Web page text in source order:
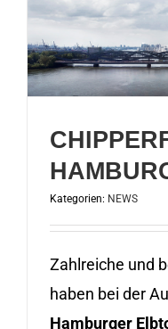
Kategorien: NEWS
Zahlreiche und
haben bei der
Hamburger